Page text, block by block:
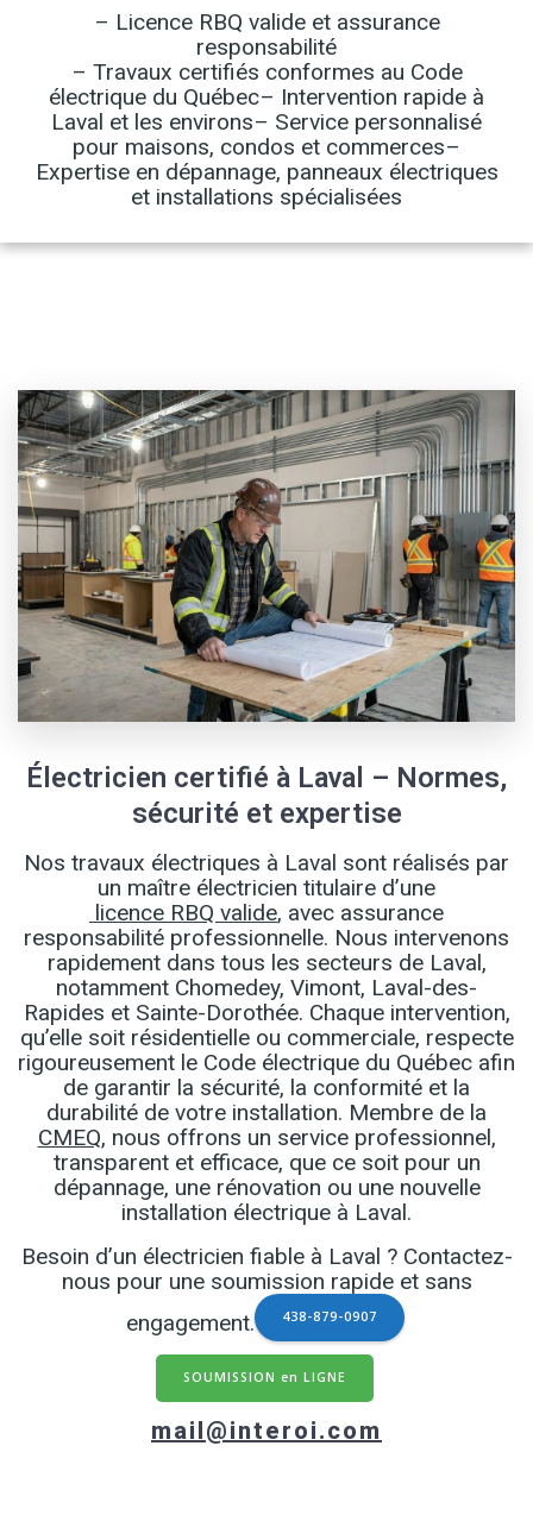
– Licence RBQ valide et assurance
responsabilité
– Travaux certifiés conformes au Code
électrique du Québec– Intervention rapide à
Laval et les environs– Service personnalisé
pour maisons, condos et commerces–
Expertise en dépannage, panneaux électriques
et installations spécialisées
Électricien certifié à Laval – Normes,
sécurité et expertise
Nos travaux électriques à Laval sont réalisés par
un maître électricien titulaire d’une
licence RBQ valide, avec assurance
responsabilité professionnelle. Nous intervenons
rapidement dans tous les secteurs de Laval,
notamment Chomedey, Vimont, Laval-des-
Rapides et Sainte-Dorothée. Chaque intervention,
qu’elle soit résidentielle ou commerciale, respecte
rigoureusement le Code électrique du Québec afin
de garantir la sécurité, la conformité et la
durabilité de votre installation. Membre de la
CMEQ, nous offrons un service professionnel,
transparent et efficace, que ce soit pour un
dépannage, une rénovation ou une nouvelle
installation électrique à Laval.
Besoin d’un électricien fiable à Laval ? Contactez-
nous pour une soumission rapide et sans
engagement.
438-879-0907
SOUMISSION en LIGNE
mail@interoi.com